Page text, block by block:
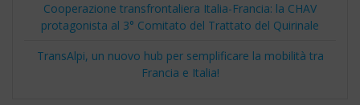
Cooperazione transfrontaliera Italia-Francia: la CHAV
protagonista al 3° Comitato del Trattato del Quirinale
TransAlpi, un nuovo hub per semplificare la mobilità tra
Francia e Italia!